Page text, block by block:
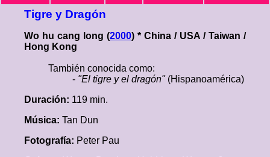
Tigre y Dragón
Wo hu cang long (2000) * China / USA / Taiwan /
Hong Kong
También conocida como:
- "El tigre y el dragón"(Hispanoamérica)
Duración: 119 min.
Música: Tan Dun
Fotografía: Peter Pau